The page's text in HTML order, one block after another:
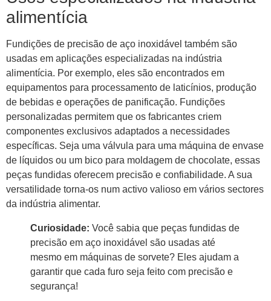
alimentícia
Fundições de precisão de aço inoxidável também são
usadas em aplicações especializadas na indústria
alimentícia. Por exemplo, eles são encontrados em
equipamentos para processamento de laticínios, produção
de bebidas e operações de panificação. Fundições
personalizadas permitem que os fabricantes criem
componentes exclusivos adaptados a necessidades
específicas. Seja uma válvula para uma máquina de envase
de líquidos ou um bico para moldagem de chocolate, essas
peças fundidas oferecem precisão e confiabilidade. A sua
versatilidade torna-os num activo valioso em vários sectores
da indústria alimentar.
Curiosidade: Você sabia que peças fundidas de
precisão em aço inoxidável são usadas até
mesmo em máquinas de sorvete? Eles ajudam a
garantir que cada furo seja feito com precisão e
segurança!